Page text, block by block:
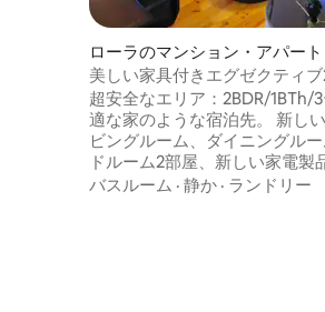
ローラのマンション・アパート
美しい家具付きエグゼクティブ
ート
超安全なエリア：2BDR/1BTh/
適な家のような宿泊先。 新しい家具：リ
ビングルーム、ダイニングル
ドルーム2部屋、新しい家電製
ワーク、家庭用品/キッチン用
バスルーム · 静か · ランドリー